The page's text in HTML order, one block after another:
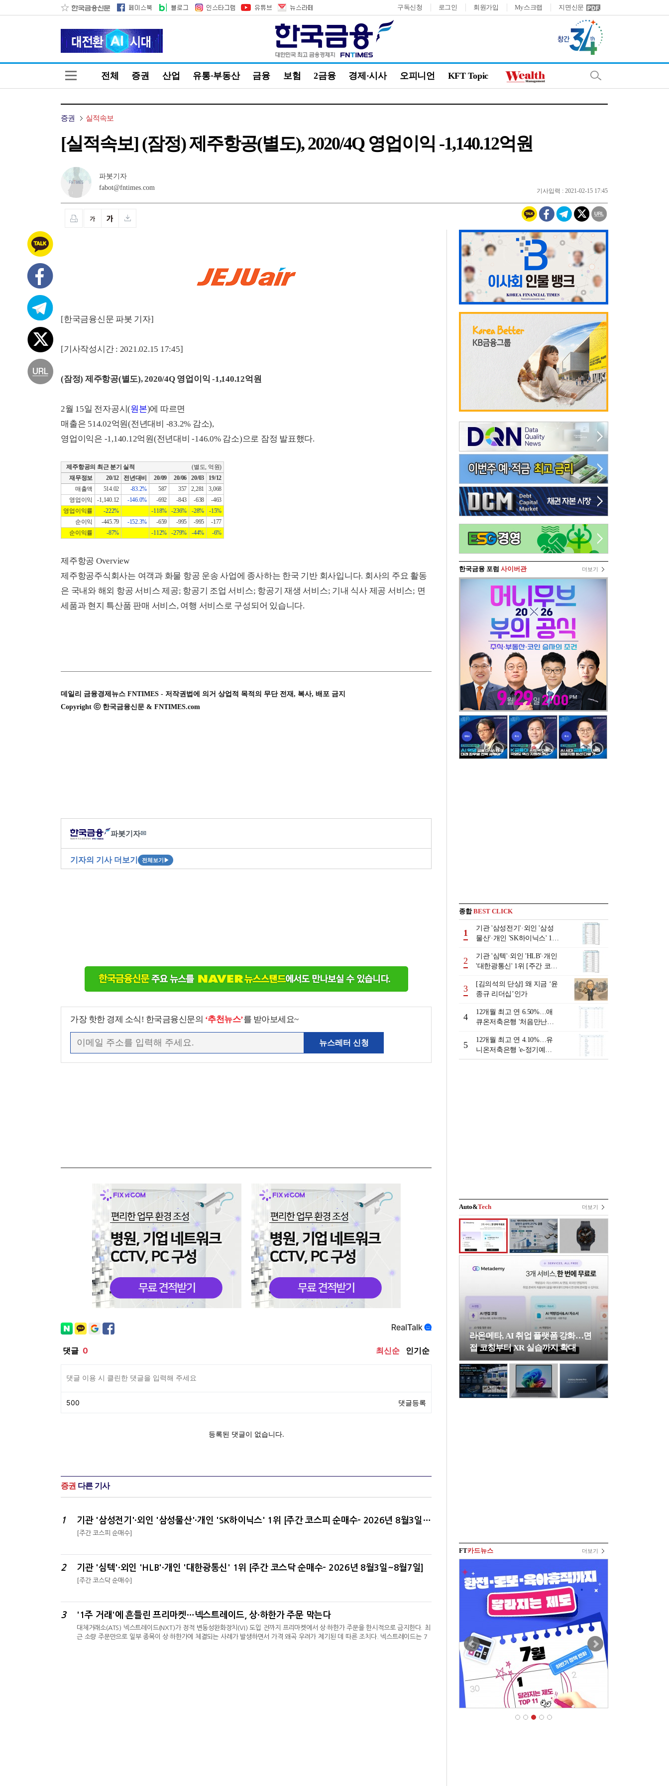
구독신청 로그인 회원가입 My스크랩 지면신문
전체 증권 산업 유통·부동산 금융 보험 2금융 경제·시사 오피니언 KFT Topic
증권 실적속보
[실적속보] (잠정) 제주항공(별도), 2020/4Q 영업이익 -1,140.12억원
파봇기자
fabot@fntimes.com
기사입력 : 2021-02-15 17:45
[한국금융신문 파봇 기자]
[기사작성시간 : 2021.02.15 17:45]
(잠정) 제주항공(별도), 2020/4Q 영업이익 -1,140.12억원
2월 15일 전자공시(원본)에 따르면
매출은 514.02억원(전년대비 -83.2% 감소),
영업이익은 -1,140.12억원(전년대비 -146.0% 감소)으로 잠정 발표했다.
제주항공의 최근 분기 실적
(별도, 억원)
재무정보
20/12 전년대비 20/09 20/06 20/03
19/12
매출액
514.02 -83.2% 587 357 2,281
3,068
영업이익
-1,140.12 -146.0% -692 -843 -638
-463
영업이익률
-222% -118% -236% -28%
-15%
순이익
-445.79 -152.3% -659 -995 -995
-177
순이익률
-87% -112% -279% -44% -6%
제주항공 Overview
제주항공주식회사는 여객과 화물 항공 운송 사업에 종사하는 한국 기반 회사입니다. 회사의 주요 활동
은 국내와 해외 항공 서비스 제공; 항공기 조업 서비스; 항공기 재생 서비스; 기내 식사 제공 서비스; 면
세품과 현지 특산품 판매 서비스, 여행 서비스로 구성되어 있습니다.
데일리 금융경제뉴스 FNTIMES - 저작권법에 의거 상업적 목적의 무단 전재, 복사, 배포 금지
Copyright ⓒ 한국금융신문 & FNTIMES.com
파봇기자✉
기자의 기사 더보기 전체보기 ▶
가장 핫한 경제 소식! 한국금융신문의 ‘추천뉴스’를 받아보세요~
뉴스레터 신청
증권 다른 기사
1 기관 '삼성전기'·외인 '삼성물산'·개인 'SK하이닉스' 1위 [주간 코스피 순매수- 2026년 8월3일~8월7일]
[주간 코스피 순매수]
2 기관 '심텍'·외인 'HLB'·개인 '대한광통신' 1위 [주간 코스닥 순매수- 2026년 8월3일~8월7일]
[주간 코스닥 순매수]
3 '1주 거래'에 흔들린 프리마켓…넥스트레이드, 상·하한가 주문 막는다
대체거래소(ATS) 넥스트레이드(NXT)가 정적 변동성완화장치(VI) 도입 전까지 프리마켓에서 상·하한가 주문을 한시적으로 금지한다. 최
근 소량 주문만으로 일부 종목이 상·하한가에 체결되는 사례가 발생하면서 가격 왜곡 우려가 제기된 데 따른 조치다. 넥스트레이드는 7
한국금융 포럼 사이버관 더보기
종합BEST CLICK
1
기관 '삼성전기'·외인 '삼성
물산'·개인 'SK하이닉스' 1위
년 8월3일~8월7일]
2
기관 '심텍'·외인 'HLB'·개인
'대한광통신' 1위 [주간 코스
월7일]
3
[김의석의 단상] 왜 지금 ‘윤
종규 리더십’인가
4
12개월 최고 연 6.50%…애
큐온저축은행 '처음만난적
리-8월 2주]
5
12개월 최고 연 4.10%…유
니온저축은행 'e-정기예
금'[이주의 저축은행 예금금
Auto&Tech 더보기
라온메타, AI 취업 플랫폼 강화…면
접 코칭부터 XR 실습까지 확대
FT카드뉴스 더보기